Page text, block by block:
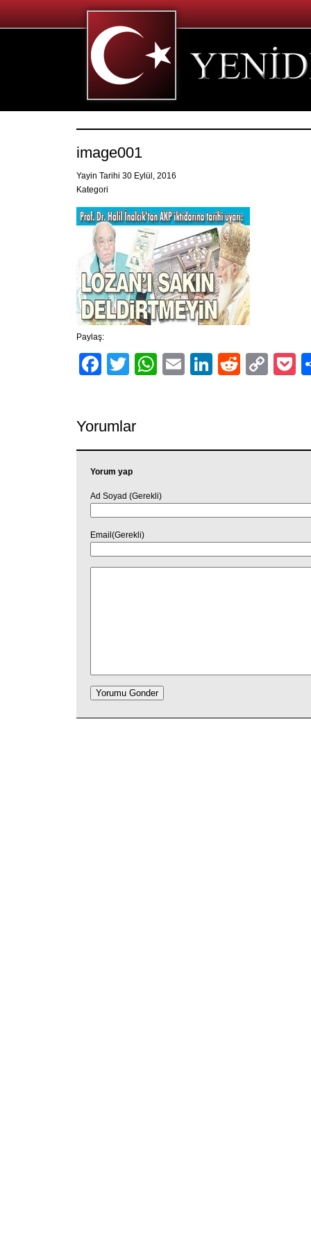
image001
Yayin Tarihi 30 Eylül, 2016
Kategori
Paylaş:
Facebook
TwitterWhatsApp
EmailLinkedIn
Reddit
Yorumlar
Yorum yap
Ad Soyad (Gerekli)
Email(Gerekli)